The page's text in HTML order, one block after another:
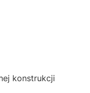
konstrukcji